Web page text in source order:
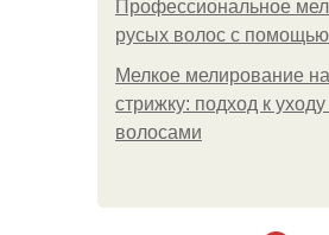
Профессиональное
русых волос с помощью
Мелкое мелирование
стрижку: подход к уходу
волосами